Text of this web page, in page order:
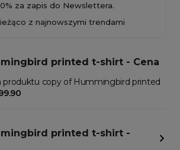
za zapis do Newslettera.
z najnowszymi trendami
printed t-shirt - Cena
produktu copy of Hummingbird printed
printed t-shirt -